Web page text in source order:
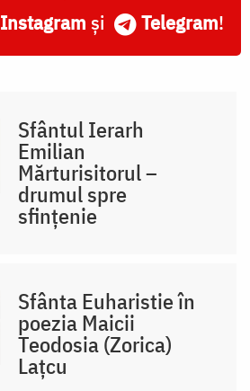
Instagram și Telegram!
Sfântul Ierarh
Emilian
Mărturisitorul –
drumul spre
sfințenie
Sfânta Euharistie în
poezia Maicii
Teodosia (Zorica)
Lațcu